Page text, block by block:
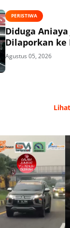
PERISTIWA
Diduga
Dilaporkan ke
Agustus 05, 2026